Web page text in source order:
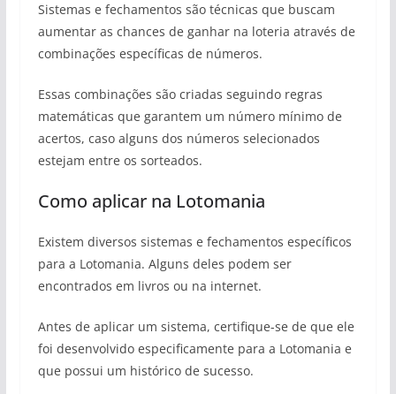
Sistemas e fechamentos são técnicas que buscam
aumentar as chances de ganhar na loteria através de
combinações específicas de números.
Essas combinações são criadas seguindo regras
matemáticas que garantem um número mínimo de
acertos, caso alguns dos números selecionados
estejam entre os sorteados.
Como aplicar na Lotomania
Existem diversos sistemas e fechamentos específicos
para a Lotomania. Alguns deles podem ser
encontrados em livros ou na internet.
Antes de aplicar um sistema, certifique-se de que ele
foi desenvolvido especificamente para a Lotomania e
que possui um histórico de sucesso.